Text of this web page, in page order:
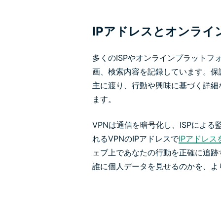
IPアドレスとオンライ
多くのISPやオンラインプラットフ
画、検索内容を記録しています。
主に渡り、行動や興味に基づく詳
ます。
VPNは通信を暗号化し、ISPによる
れるVPNのIPアドレスでIPアドレス
ェブ上であなたの行動を正確に追
誰に個人データを見せるのかを、